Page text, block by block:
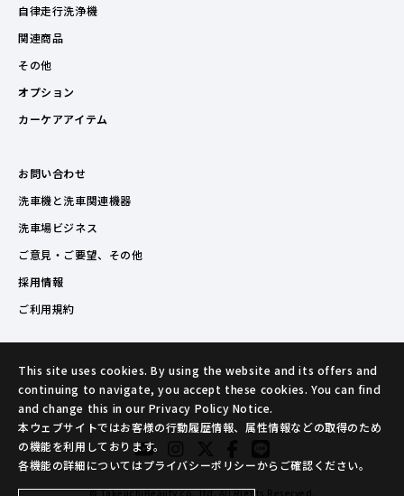
自律走行洗浄機
関連商品
その他
オプション
カーケアアイテム
お問い合わせ
洗車機と洗車関連機器
洗車場ビジネス
ご意見・ご要望、その他
採用情報
ご利用規約
© TakeuchiBeauty co.,ltd. All Rights Reserved.
This site uses cookies. By using the website and its offers and
continuing to navigate, you accept these cookies. You can find
and change this in our Privacy Policy Notice.
本ウェブサイトではお客様の行動履歴情報、属性情報などの取得のため
の機能を利用しております。
各機能の詳細についてはプライバシーポリシーからご確認ください。